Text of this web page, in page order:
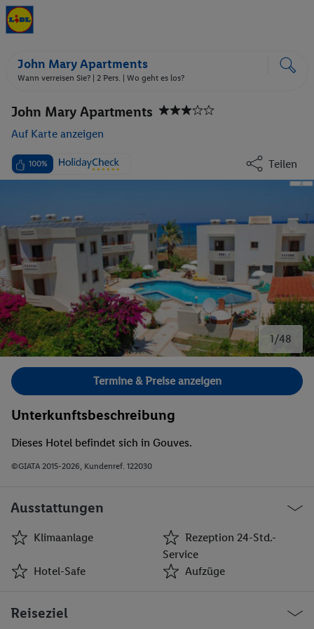
John Mary Apartments
Wann verreisen Sie? | 2 Pers. | Wo geht es los?
John Mary Apartments
Auf Karte anzeigen
100% Teilen
1/48
Bild 1 von 48.
Termine & Preise anzeigen
Unterkunftsbeschreibung
Dieses Hotel befindet sich in Gouves.
©GIATA 2015-2026, Kundenref. 122030
Ausstattungen
Klimaanlage
Rezeption 24-Std.-
Service
Hotel-Safe
Aufzüge
Reiseziel